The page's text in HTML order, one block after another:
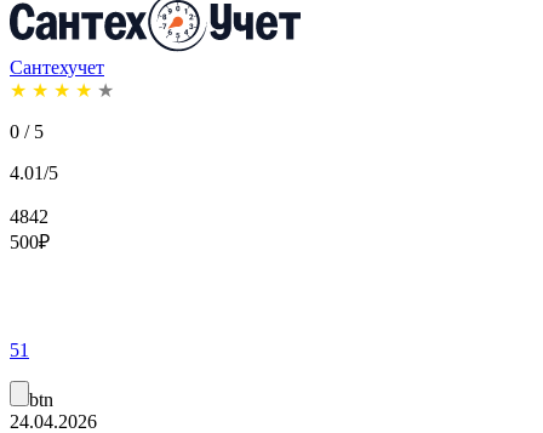
Сантехучет
★ ★ ★ ★ ★
0 / 5
4.01/5
4842
500₽
51
btn
24.04.2026